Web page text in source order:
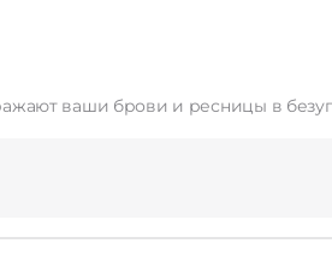
ваши брови и ресницы в